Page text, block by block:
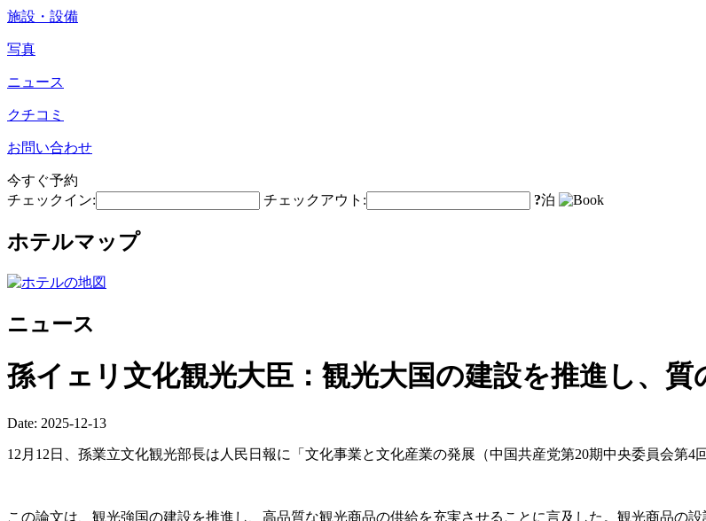
施設・設備
写真
ニュース
クチコミ
お問い合わせ
今すぐ予約
チェックイン:
チェックアウト: ?泊
ホテルマップ
ニュース
孫イェリ文化観光大臣：観光大国の建設を推進し、質
Date: 2025-12-13
12月12日、孫業立文化観光部長は人民日報に「文化事業と文化産業の発展（中国共産党第20期中央委員会第4
この論文は、観光強国の建設を推進し、高品質な観光商品の供給を充実させることに言及した。観光商品の